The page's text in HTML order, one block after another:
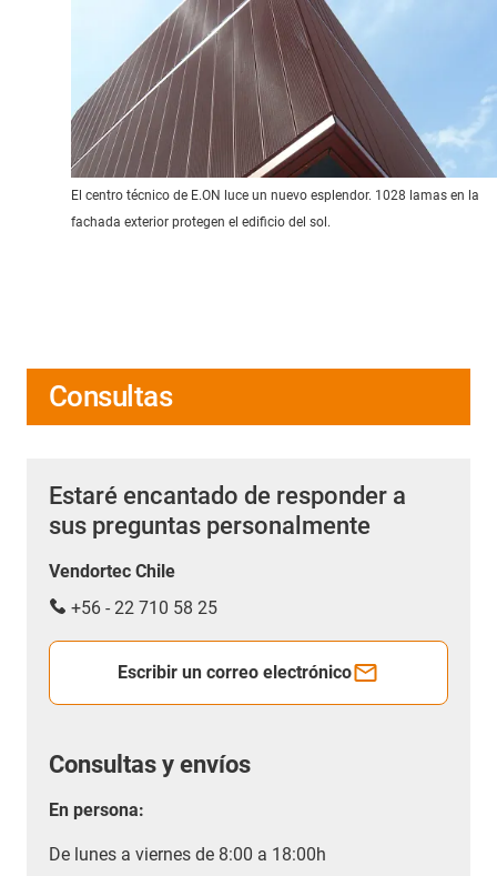
El centro técnico de E.ON luce un nuevo esplendor. 1028 lamas en la
fachada exterior protegen el edificio del sol.
Consultas
Estaré encantado de responder a
sus preguntas personalmente
Vendortec Chile
+56 - 22 710 58 25
Escribir un correo electrónico
Consultas y envíos
En persona:
De lunes a viernes de 8:00 a 18:00h